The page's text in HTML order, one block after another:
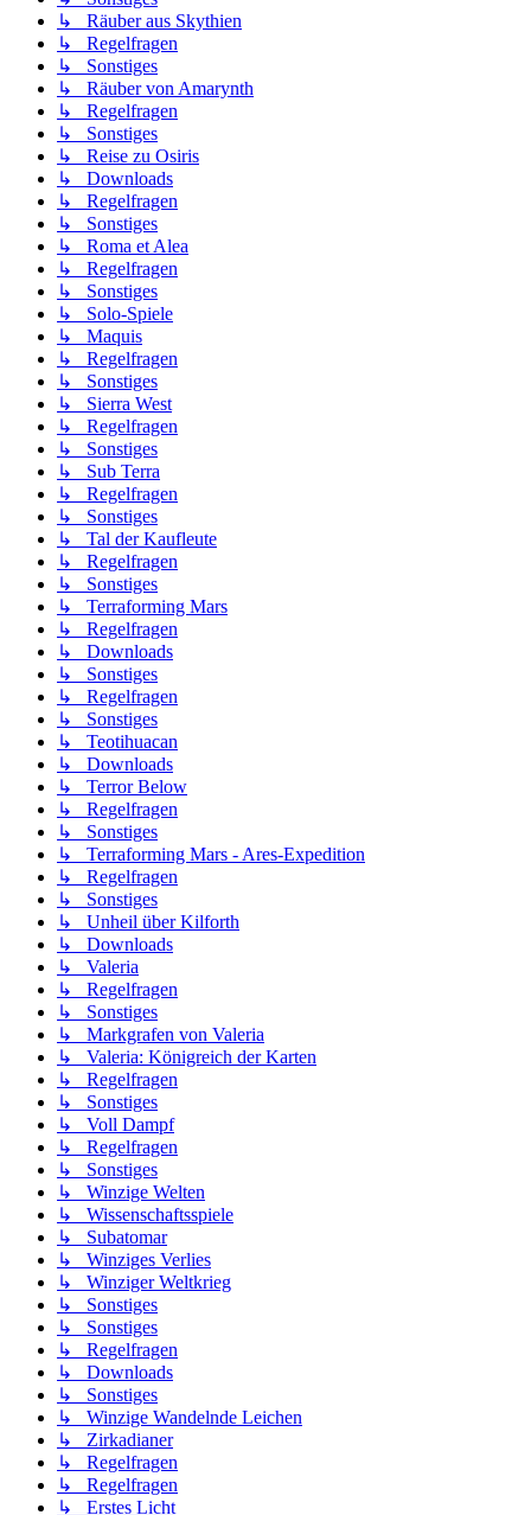
↳ Räuber aus Skythien
↳ Regelfragen
↳ Sonstiges
↳ Räuber von Amarynth
↳ Regelfragen
↳ Sonstiges
↳ Reise zu Osiris
↳ Downloads
↳ Regelfragen
↳ Sonstiges
↳ Roma et Alea
↳ Regelfragen
↳ Sonstiges
↳ Solo-Spiele
↳ Maquis
↳ Regelfragen
↳ Sonstiges
↳ Sierra West
↳ Regelfragen
↳ Sonstiges
↳ Sub Terra
↳ Regelfragen
↳ Sonstiges
↳ Tal der Kaufleute
↳ Regelfragen
↳ Sonstiges
↳ Terraforming Mars
↳ Regelfragen
↳ Downloads
↳ Sonstiges
↳ Regelfragen
↳ Sonstiges
↳ Teotihuacan
↳ Downloads
↳ Terror Below
↳ Regelfragen
↳ Sonstiges
↳ Terraforming Mars - Ares-Expedition
↳ Regelfragen
↳ Sonstiges
↳ Unheil über Kilforth
↳ Downloads
↳ Valeria
↳ Regelfragen
↳ Sonstiges
↳ Markgrafen von Valeria
↳ Valeria: Königreich der Karten
↳ Regelfragen
↳ Sonstiges
↳ Voll Dampf
↳ Regelfragen
↳ Sonstiges
↳ Winzige Welten
↳ Wissenschaftsspiele
↳ Subatomar
↳ Winziges Verlies
↳ Winziger Weltkrieg
↳ Sonstiges
↳ Sonstiges
↳ Regelfragen
↳ Downloads
↳ Sonstiges
↳ Winzige Wandelnde Leichen
↳ Zirkadianer
↳ Regelfragen
↳ Regelfragen
↳ Erstes Licht